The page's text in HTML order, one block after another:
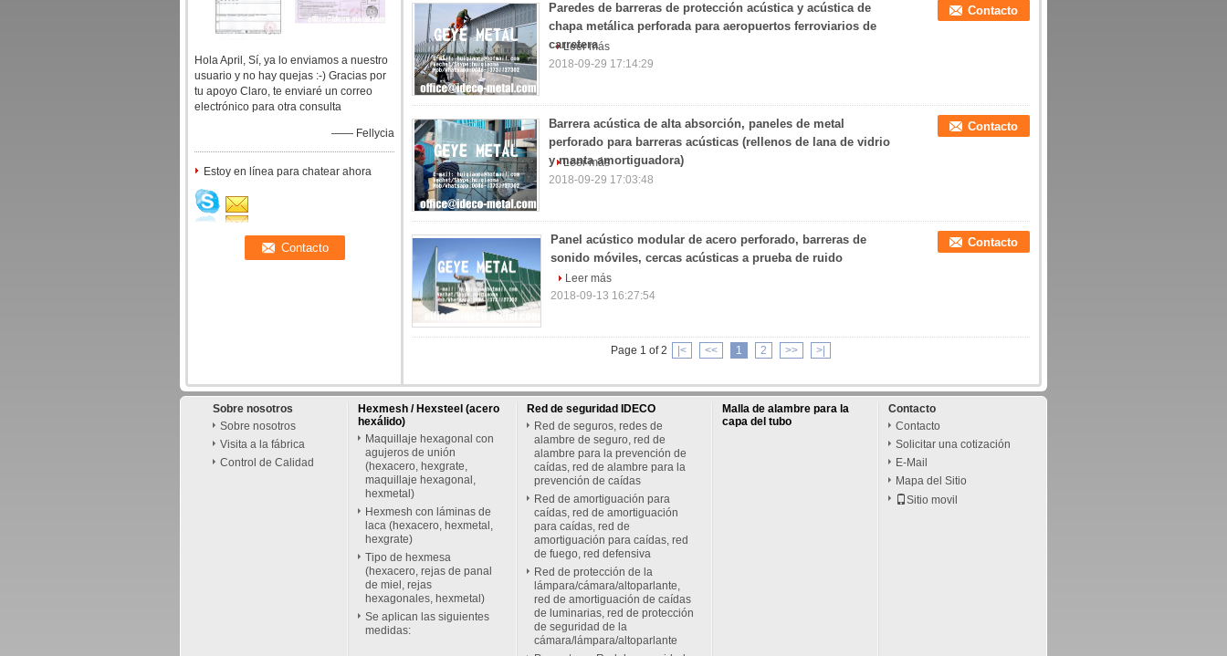
Hola April, Sí, ya lo enviamos a nuestro
usuario y no hay quejas :-) Gracias por
tu apoyo Claro, te enviaré un correo
electrónico para otra consulta
—— Fellycia
Estoy en línea para chatear ahora
Paredes de barreras de protección acústica y acústica de
chapa metálica perforada para aeropuertos ferroviarios de
carretera
Contacto
Leer más
2018-09-29 17:14:29
Barrera acústica de alta absorción, paneles de metal
perforado para barreras acústicas (rellenos de lana de vidrio
y manta amortiguadora)
Contacto
Leer más
2018-09-29 17:03:48
Panel acústico modular de acero perforado, barreras de
sonido móviles, cercas acústicas a prueba de ruido
Contacto
Leer más
2018-09-13 16:27:54
Page 1 of 2 |< << 1 2 >> >|
Sobre nosotros
Sobre nosotros
Visita a la fábrica
Control de Calidad
Hexmesh / Hexsteel (acero
hexálido)
Maquillaje hexagonal con
agujeros de unión
(hexacero, hexgrate,
maquillaje hexagonal,
hexmetal)
Hexmesh con láminas de
laca (hexacero, hexmetal,
hexgrate)
Tipo de hexmesa
(hexacero, rejas de panal
de miel, rejas
hexagonales, hexmetal)
Se aplican las siguientes
medidas:
Red de seguridad IDECO
Red de seguros, redes de
alambre de seguro, red de
alambre para la prevención de
caídas, red de alambre para la
prevención de caídas
Red de amortiguación para
caídas, red de amortiguación
para caídas, red de
amortiguación para caídas, red
de fuego, red defensiva
Red de protección de la
lámpara/cámara/altoparlante,
red de amortiguación de caídas
de luminarias, red de protección
de seguridad de la
cámara/lámpara/altoparlante
Malla de alambre para la
capa del tubo
Contacto
Contacto
Solicitar una cotización
E-Mail
Mapa del Sitio
Sitio movil